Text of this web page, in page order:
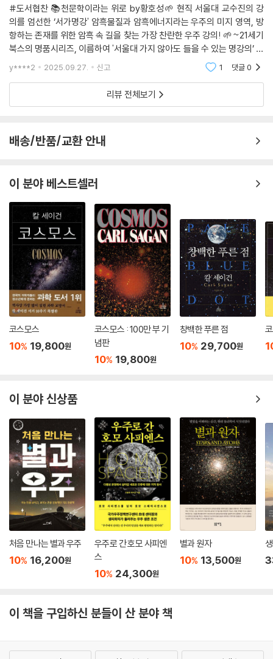
를 손쉽게 보고 듣고 배울 수 있는 기회를 선사한다.
* 서가명강 유튜브 youtube.com/서가명강
#도서협찬 📚천문학이라는 위로 by황호성🌱 현직 서울대 교수진의 강
의를 엄선한 ‘서가명강' 암흑물질과 암흑에너지라는 우주의 미지 영역, 방
항하는 존재를 위한 암흑 속 길을 찾는 가장 찬란한 우주 강의! 🌱~21세기
북스의 명품시리즈, 이름하여 '서울대 가지 않아도 들을 수 있는 명강의’ 시
리즈의 마흔두 번째 책 ＜천문학이라는 위로＞ 가 출간되었다. '천문학' 은
이름
y****2 2025.09.27. 신고 1 댓글0
리뷰 전체보기
배송/반품/교환 안내
이 분야 베스트셀러
코스모스
10% 19,800원
코스모스 : 100만 부 기
념판
10% 19,800원
창백한 푸른 점
10% 29,700원
이 분야 신상품
처음 만나는 별과 우주
10% 16,200원
우주로 간 호모 사피엔
스
10% 24,300원
별과 원자
10% 13,500원
이 책을 구입하신 분들이 산 분야 책